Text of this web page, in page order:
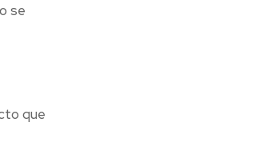
se
que